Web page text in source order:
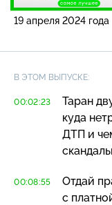
19 апреля 2024 года
В ЭТОМ ВЫПУСКЕ:
00:02:23
Таран
куда
ДТП и
00:08:55
Отдай
с